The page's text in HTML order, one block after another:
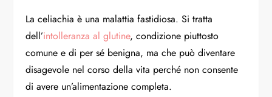
La celiachia è una malattia fastidiosa. Si tratta
dell’intolleranza al glutine, condizione piuttosto
comune e di per sé benigna, ma che può diventare
disagevole nel corso della vita perché non consente
di avere un’alimentazione completa.